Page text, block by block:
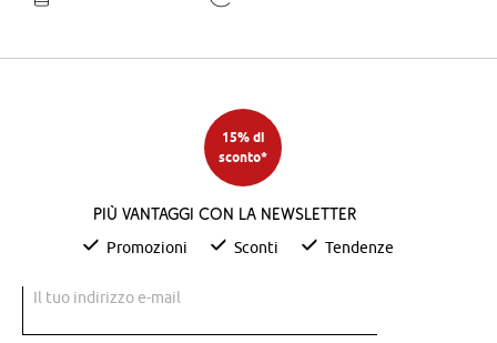
15% di
sconto*
Più vantaggi con la newsletter
Promozioni Sconti Tendenze
Il tuo indirizzo e-mail